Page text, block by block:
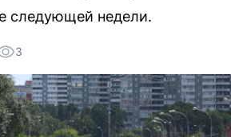
следующей недели.
3